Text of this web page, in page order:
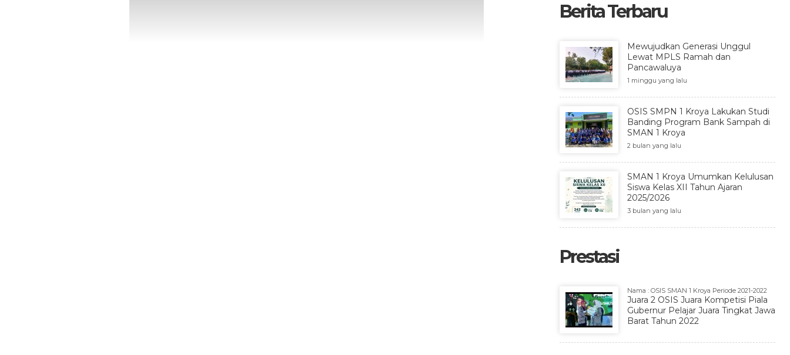
Berita Terbaru
Mewujudkan Generasi Unggul
Lewat MPLS Ramah dan
Pancawaluya
1 minggu yang lalu
OSIS SMPN 1 Kroya Lakukan Studi
Banding Program Bank Sampah di
SMAN 1 Kroya
2 bulan yang lalu
SMAN 1 Kroya Umumkan Kelulusan
Siswa Kelas XII Tahun Ajaran
2025/2026
3 bulan yang lalu
Prestasi
Nama : OSIS SMAN 1 Kroya Periode 2021-2022
Juara 2 OSIS Juara Kompetisi Piala
Gubernur Pelajar Juara Tingkat Jawa
Barat Tahun 2022